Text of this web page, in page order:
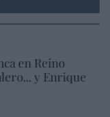
en Reino
y Enrique